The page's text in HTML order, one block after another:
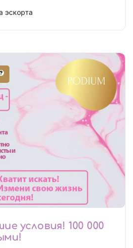
эскорта
условия! 100 000